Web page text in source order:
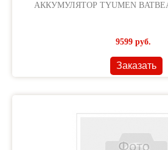
АККУМУЛЯТОР TYUMEN
9599 руб.
Заказать